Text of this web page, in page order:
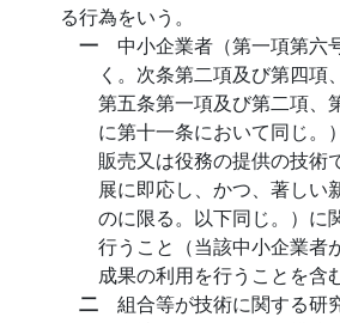
る行為をいう。
一 中小企業者（第一項第六
く。次条第二項及び第四項
第五条第一項及び第二項、
に第十一条において同じ。
販売又は役務の提供の技術
展に即応し、かつ、著しい
のに限る。以下同じ。）に
行うこと（当該中小企業者
成果の利用を行うことを含
二 組合等が技術に関する研